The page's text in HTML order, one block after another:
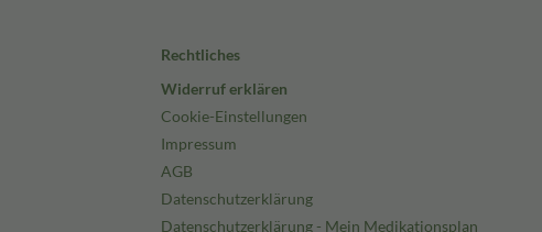
Rechtliches
Widerruf erklären
Cookie-Einstellungen
Impressum
AGB
Datenschutzerklärung
Datenschutzerklärung - Mein Medikationsplan